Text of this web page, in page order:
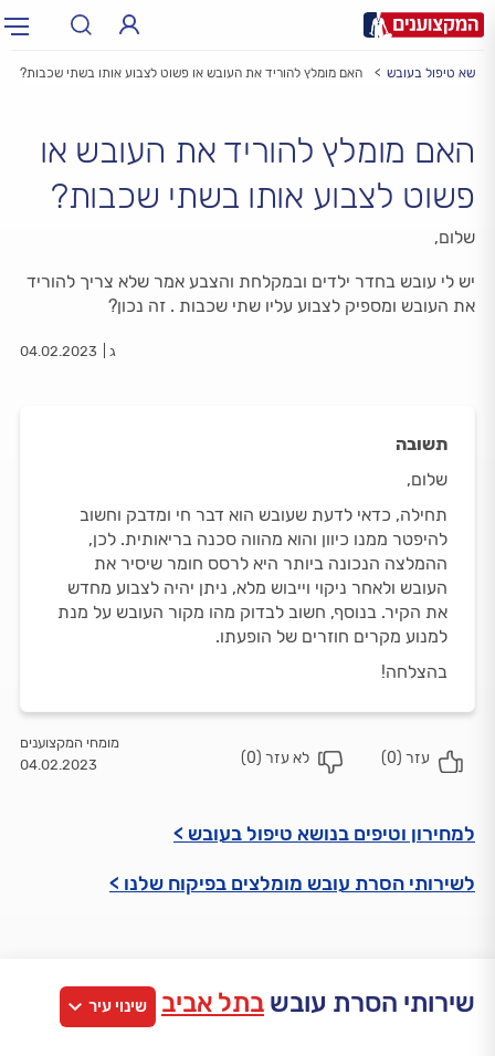
עיר: תל אביב, חיפה…
טיפול בעובש האם מומלץ להוריד את העובש או פשוט לצבוע אותו בשתי שכבות?
האם מומלץ להוריד את העובש או
פשוט לצבוע אותו בשתי שכבות?
שלום,
יש לי עובש בחדר ילדים ובמקלחת והצבע אמר שלא צריך להוריד
את העובש ומספיק לצבוע עליו שתי שכבות . זה נכון?
ג 04.02.2023
תשובה
שלום,
תחילה, כדאי לדעת שעובש הוא דבר חי ומדבק וחשוב
להיפטר ממנו כיוון והוא מהווה סכנה בריאותית. לכן,
ההמלצה הנכונה ביותר היא לרסס חומר שיסיר את
העובש ולאחר ניקוי וייבוש מלא, ניתן יהיה לצבוע מחדש
את הקיר. בנוסף, חשוב לבדוק מהו מקור העובש על מנת
למנוע מקרים חוזרים של הופעתו.
בהצלחה!
0
)
0
)
מומחי המקצוענים
04.02.2023
למחירון וטיפים בנושא טיפול בעובש >
לשירותי הסרת עובש מומלצים בפיקוח שלנו >
שירותי הסרת עובש בתל אביב שינוי עיר